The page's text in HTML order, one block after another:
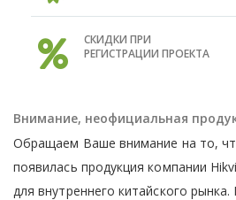
СКИДКИ ПРИ
РЕГИСТРАЦИИ ПРОЕКТА
Внимание, неофициальная
Обращаем Ваше внимание на то,
появилась продукция компании
для внутреннего китайского